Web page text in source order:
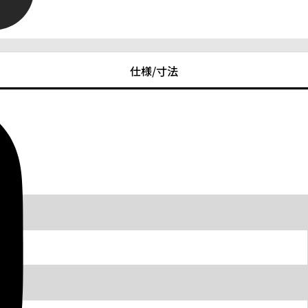
仕様/寸法